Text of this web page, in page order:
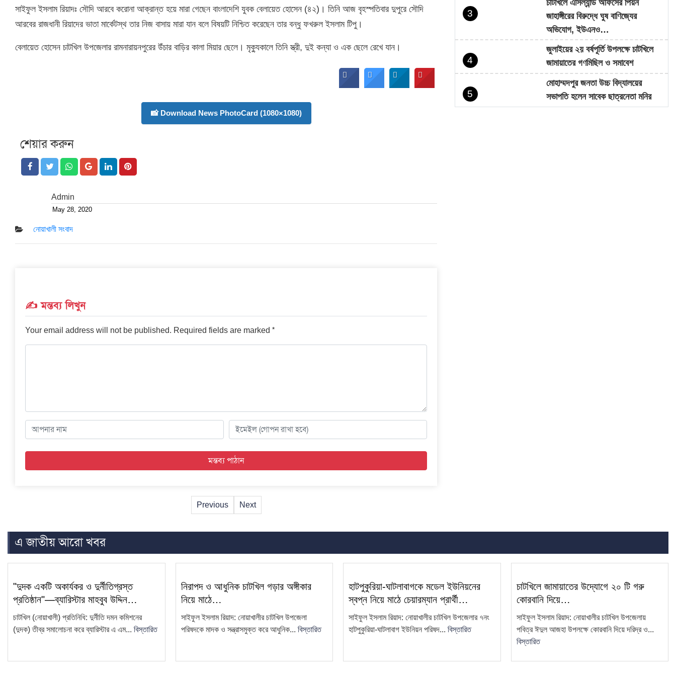
সাইফুল ইসলাম রিয়াদঃ সৌদি আরবে করোনা আক্রান্ত হয়ে মারা গেছেন বাংলাদেশি যুবক বেলায়েত হোসেন (৪২)। তিনি আজ বৃহস্পতিবার দুপুরে সৌদি
আরবের রাজধানী রিয়াদের ভাতা মার্কেটস্থ তার নিজ বাসায় মারা যান বলে বিষয়টি নিশ্চিত করেছেন তার বন্ধু ফখরুল ইসলাম টিপু।
বেলায়েত হোসেন চাটখিল উপজেলার রামনারায়নপুরের উঁচার বাড়ির কালা মিয়ার ছেলে। মৃক্যুকালে তিনি স্ত্রী, দুই কন্যা ও এক ছেলে রেখে যান।
📸 Download News PhotoCard (1080×1080)
শেয়ার করুন
Admin
Posted
on
May 28, 2020
নোয়াখালী সংবাদ
✍️ মন্তব্য লিখুন
Your email address will not be published. Required fields are marked *
Previous Next
3
চাটখিলে এসিল্যান্ড অফিসের পিয়ন
জাহাঙ্গীরের বিরুদ্ধে ঘুষ বাণিজ্যের
অভিযোগ, ইউএনও…
4
জুলাইয়ের ২য় বর্ষপূর্তি উপলক্ষে চাটখিলে
জামায়াতের গণমিছিল ও সমাবেশ
5
মোহাম্মদপুর জনতা উচ্চ বিদ্যালয়ের
সভাপতি হলেন সাবেক ছাত্রনেতা মনির
হোসেন…
এ জাতীয় আরো খবর
"দুদক একটি অকার্যকর ও দুর্নীতিগ্রস্ত
প্রতিষ্ঠান"—ব্যারিস্টার মাহবুব উদ্দিন…
চাটখিল (নোয়াখালী) প্রতিনিধি: দুর্নীতি দমন কমিশনের
(দুদক) তীব্র সমালোচনা করে ব্যারিস্টার এ এম... বিস্তারিত
নিরাপদ ও আধুনিক চাটখিল গড়ার অঙ্গীকার
নিয়ে মাঠে…
সাইফুল ইসলাম রিয়াদ: নোয়াখালীর চাটখিল উপজেলা
পরিষদকে মাদক ও সন্ত্রাসমুক্ত করে আধুনিক... বিস্তারিত
হাটপুকুরিয়া-ঘাটলাবাগকে মডেল ইউনিয়নের
স্বপ্ন নিয়ে মাঠে চেয়ারম্যান প্রার্থী…
সাইফুল ইসলাম রিয়াদ: নোয়াখালীর চাটখিল উপজেলার ৭নং
হাটপুকুরিয়া-ঘাটলাবাগ ইউনিয়ন পরিষদ... বিস্তারিত
চাটখিলে জামায়াতের উদ্যোগে ২০ টি গরু
কোরবানি দিয়ে…
সাইফুল ইসলাম রিয়াদ: নোয়াখালীর চাটখিল উপজেলায়
পবিত্র ঈদুল আজহা উপলক্ষে কোরবানি দিয়ে দরিদ্র ও...
বিস্তারিত